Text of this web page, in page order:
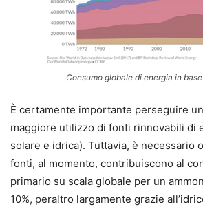
Consumo globale di energia in
È certamente importante perseguire
maggiore utilizzo di fonti rinnovabili di
solare e idrica). Tuttavia, è necessario
fonti, al momento, contribuiscono al
primario su scala globale per un
10%, peraltro largamente grazie